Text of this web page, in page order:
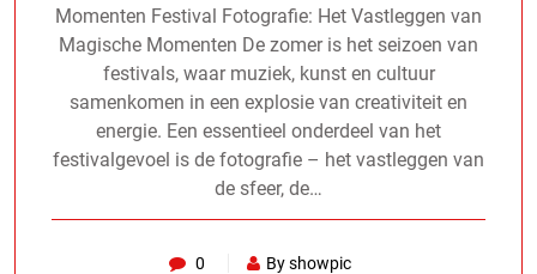
Momenten Festival Fotografie: Het Vastleggen van
Magische Momenten De zomer is het seizoen van
festivals, waar muziek, kunst en cultuur
samenkomen in een explosie van creativiteit en
energie. Een essentieel onderdeel van het
festivalgevoel is de fotografie – het vastleggen van
de sfeer, de…
0 By showpic